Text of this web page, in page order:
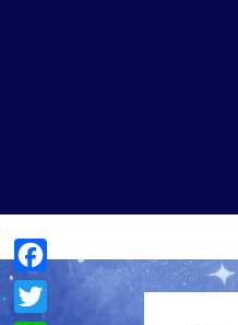
F
a